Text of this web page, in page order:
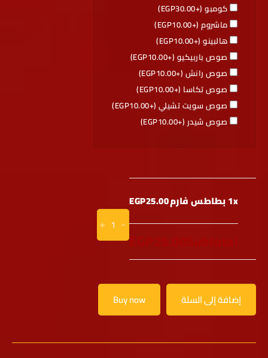
كومبو (+
EGP30.00
)
ماشروم (+
EGP10.00
)
هالبينو (+
EGP10.00
)
صوص باربيكيو (+
EGP10.00
)
صوص رانش (+
EGP10.00
)
صوص تكاسا (+
EGP10.00
)
صوص سويت تشيلي (+
EGP10.00
)
صوص شيدر (+
EGP10.00
)
1x بطاطس فارم EGP25.00
-
+
إضافة إلى السلة Buy now